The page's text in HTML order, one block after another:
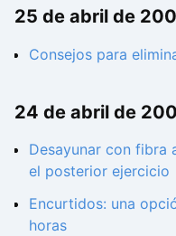
25 de abril de
Consejos para
24 de abril de
Desayunar con fibra
el posterior ejercicio
Encurtidos: una
horas